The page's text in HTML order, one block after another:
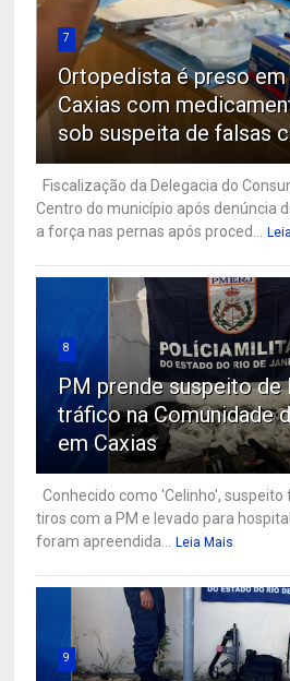
7
Ortopedista é preso em
Caxias com
sob suspeita de falsas
Fiscalização da Delegacia do
Centro do município após denúncia
a força nas pernas após proced...
8
PM prende suspeito de
tráfico na Comunidade
em Caxias
Conhecido como 'Celinho',
tiros com a PM e levado para
foram apreendida...
Leia Mais
9